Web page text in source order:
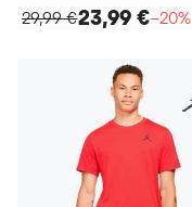
29,99 €23,99 €−20%